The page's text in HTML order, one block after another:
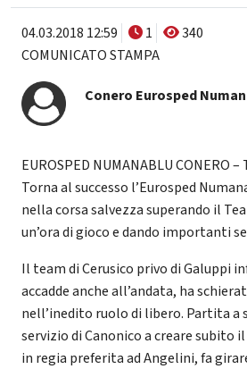
04.03.2018 12:59 1
340
COMUNICATO STAMPA
Conero Eurosped
EUROSPED NUMANABLU CONERO –
Torna al successo l’Eurosped
nella corsa salvezza superando il
un’ora di gioco e dando importanti
Il team di Cerusico privo di Galuppi
accadde anche all’andata, ha
nell’inedito ruolo di libero. Partita a
servizio di Canonico a creare subito
in regia preferita ad Angelini, fa